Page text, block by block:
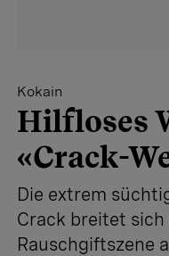
Kokain
Hilfloses
«Crack-
Die extrem
Crack breitet
Rauschgiftszene